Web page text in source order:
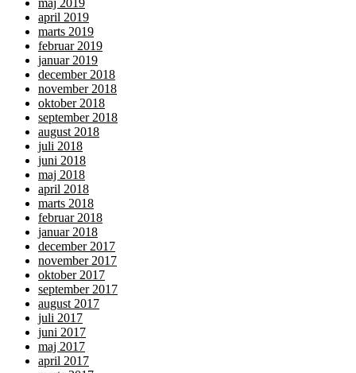
april 2019
marts 2019
februar 2019
januar 2019
december 2018
november 2018
oktober 2018
september 2018
august 2018
juli 2018
juni 2018
maj 2018
april 2018
marts 2018
februar 2018
januar 2018
december 2017
november 2017
oktober 2017
september 2017
august 2017
juli 2017
juni 2017
maj 2017
april 2017